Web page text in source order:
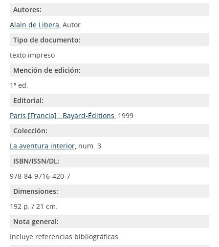
Autores:
Alain de Libera, Autor
Tipo de documento:
texto impreso
Mención de edición:
1ª ed.
Editorial:
Paris [Francia] : Bayard-Éditions, 1999
Colección:
La aventura interior, num. 3
ISBN/ISSN/DL:
978-84-9716-420-7
Dimensiones:
192 p. / 21 cm.
Nota general:
Incluye referencias bibliográficas